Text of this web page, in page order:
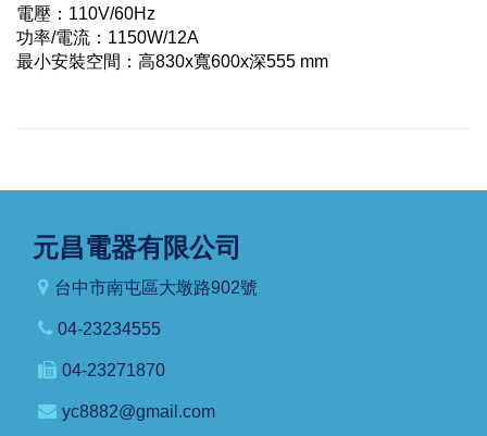
電壓：110V/60Hz
功率/電流：1150W/12A
最小安裝空間：高830x寬600x深555 mm
元昌電器有限公司
台中市南屯區大墩路902號
04-23234555
04-23271870
yc8882@gmail.com